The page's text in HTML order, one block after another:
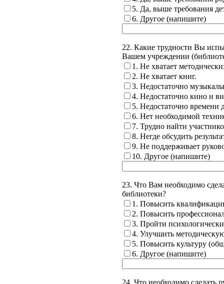
5. Да, выше требования
6. Другое (напишите)
22. Какие трудности Вы
Вашем учреждении
1. Не хватает
2. Не хватает книг.
3. Недостаточно
4. Недостаточно кино и
5. Недостаточно времени
6. Нет необходимой
7. Трудно найти
8. Негде обсудить
9. Не поддерживает
10. Другое (напишите)
23. Что Вам необходимо
библиотеки?
1. Повысить
2. Повысить
3. Пройти
4. Улучшить
5. Повысить культуру
6. Другое (напишите)
24. Что необходимо сделать